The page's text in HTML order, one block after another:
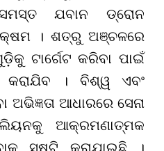
ଯବାନ ଡ୍ରୋନ
। ଶତ୍ରୁ ଅଞ୍ଚଳରେ
ଟାର୍ଗେଟ କରିବା ପାଇଁ
କରାଯିବ । ବିଶ୍ୱ ଏବଂ
ଅଭିଜ୍ଞତା ଆଧାରରେ ସେନା
ଆକ୍ରମଣାତ୍ମକ
ସୃଷ୍ଟି କରାଯାଇଛି ।